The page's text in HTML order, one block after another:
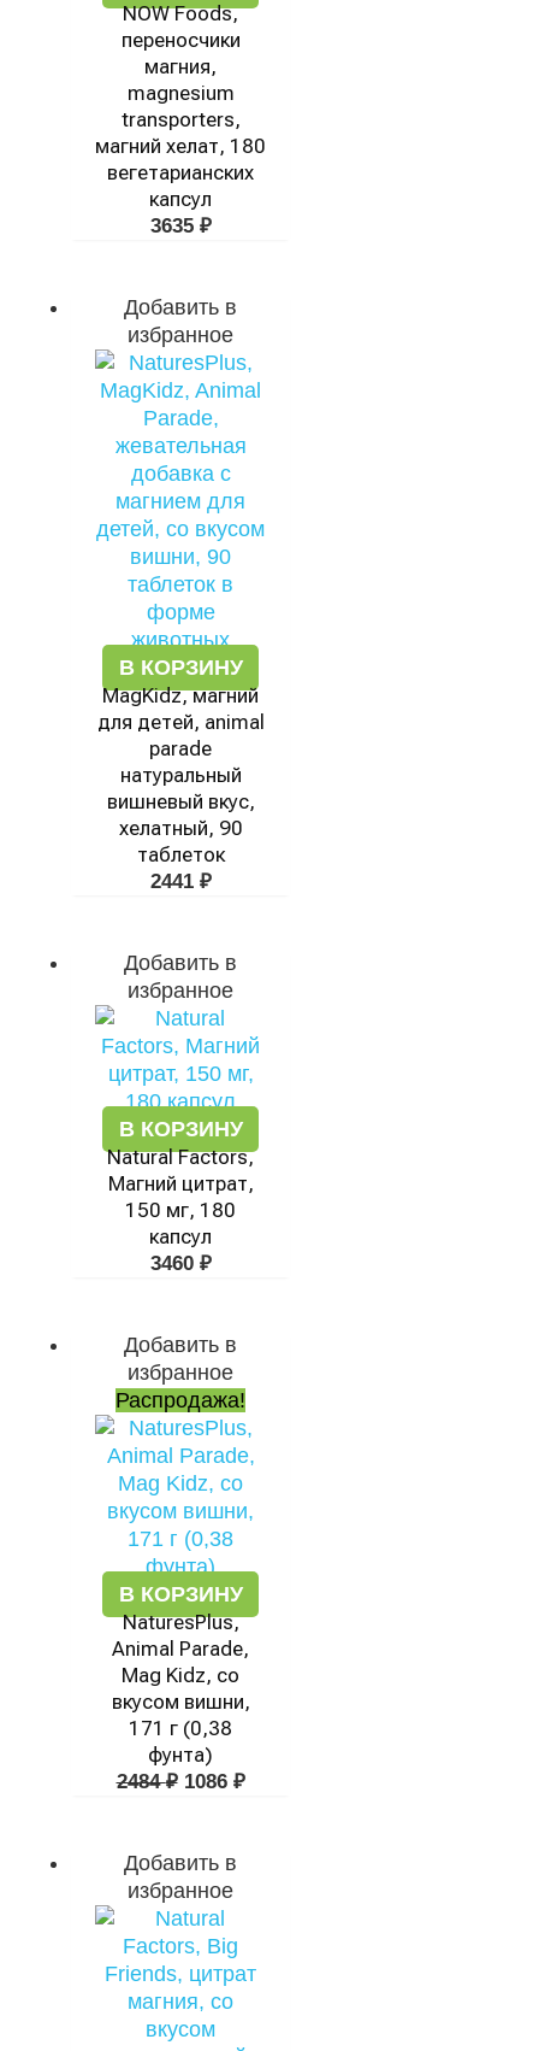
NOW Foods,
переносчики
магния,
magnesium
transporters,
магний хелат, 180
вегетарианских
капсул
3635 ₽
Добавить в
избранное
В КОРЗИНУ
MagKidz, магний
для детей, animal
parade
натуральный
вишневый вкус,
хелатный, 90
таблеток
2441 ₽
Добавить в
избранное
В КОРЗИНУ
Natural Factors,
Магний цитрат,
150 мг, 180
капсул
3460 ₽
Добавить в
избранное
Распродажа!
В КОРЗИНУ
NaturesPlus,
Animal Parade,
Mag Kidz, со
вкусом вишни,
171 г (0,38
фунта)
2484₽
Первоначальная
цена
составляла
2484 ₽.
1086 ₽
1086 ₽.
Добавить в
избранное